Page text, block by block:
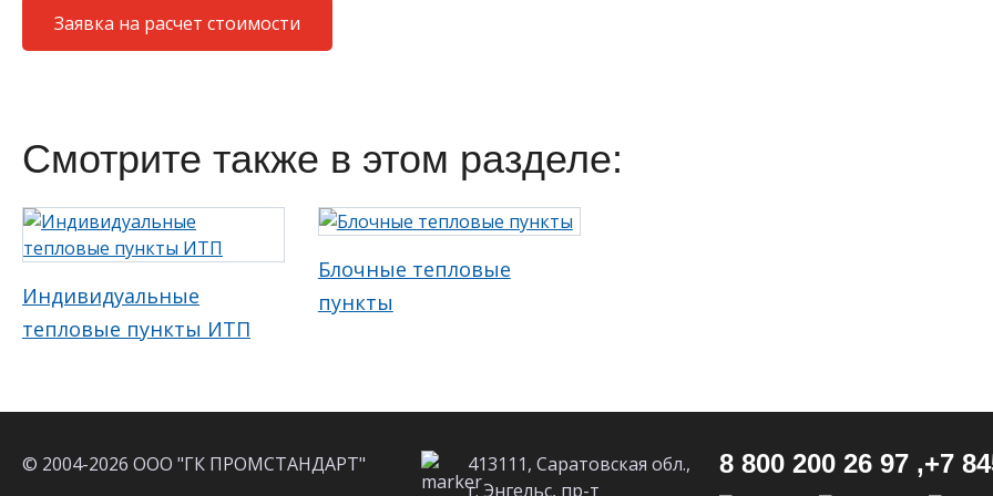
Заявка на расчет стоимости
Смотрите также в этом разделе:
Индивидуальные
тепловые пункты ИТП
Блочные тепловые
пункты
© 2004-2026 ООО "ГК ПРОМСТАНДАРТ"
413111, Саратовская обл.,
г. Энгельс, пр-т
8 800 200 26 97 ,+7